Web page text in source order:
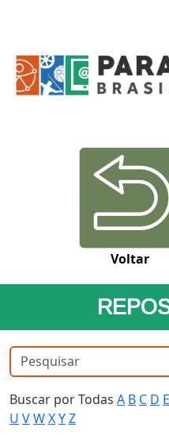
Voltar
Buscar por Todas A B C D E
U VWXYZ